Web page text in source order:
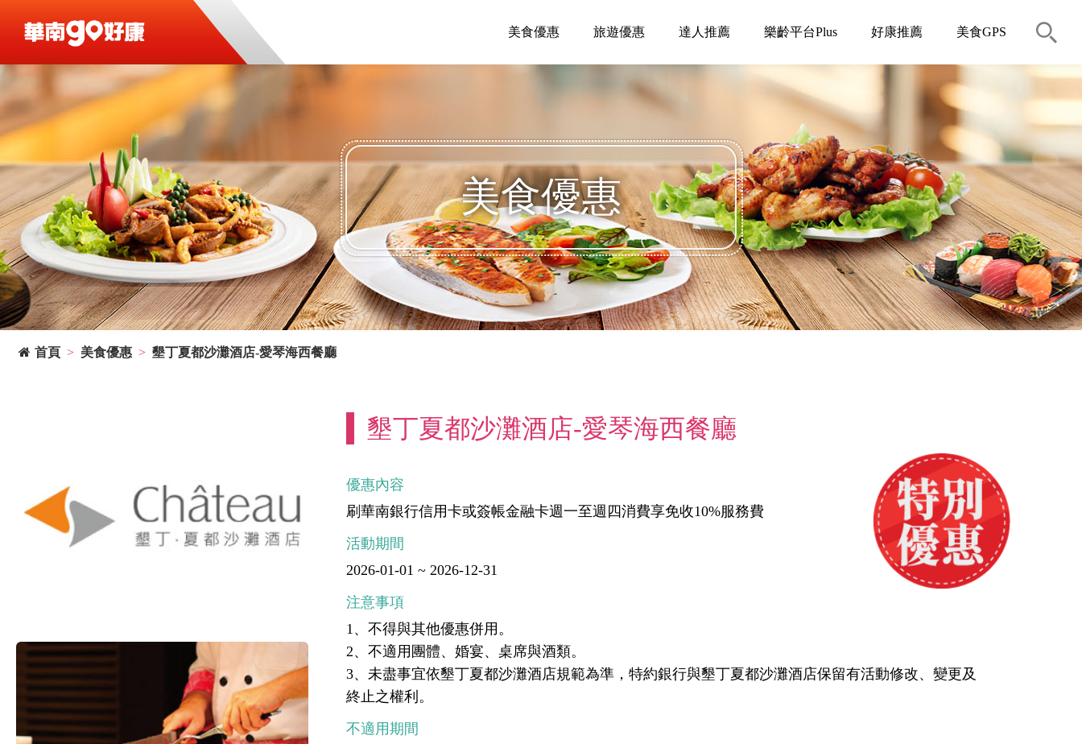
美食優惠 旅遊優惠 達人推薦 樂齡平台Plus 好康推薦 美食GPS
美食優惠
首頁 美食優惠 墾丁夏都沙灘酒店-愛琴海西餐廳
墾丁夏都沙灘酒店-愛琴海西餐廳
優惠內容
刷華南銀行信用卡或簽帳金融卡週一至週四消費享免收10%服務費
活動期間
2026-01-01 ~ 2026-12-31
注意事項
1、不得與其他優惠併用。
2、不適用團體、婚宴、桌席與酒類。
3、未盡事宜依墾丁夏都沙灘酒店規範為準，特約銀行與墾丁夏都沙灘酒店保留有活動修改、變更及
終止之權利。
不適用期間